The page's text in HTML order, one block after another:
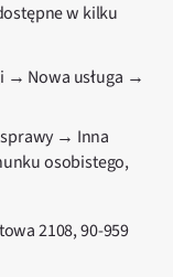
w kilku
→ Nowa usługa →
→ Inna
osobistego,
2108, 90-959